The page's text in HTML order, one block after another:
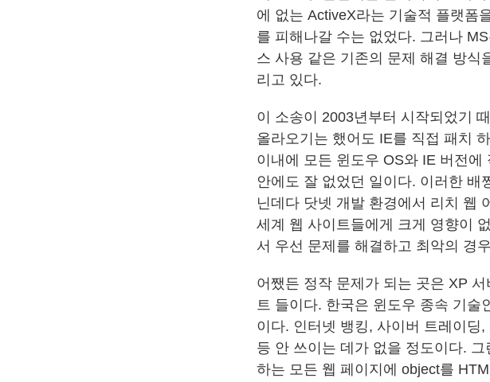
에 없는 ActiveX라는 기술적 플랫폼
를 피해나갈 수는 없었다. 그러나
스 사용 같은 기존의 문제 해결 방식
리고 있다.
이 소송이 2003년부터 시작되었기
올라오기는 했어도 IE를 직접 패치
이내에 모든 윈도우 OS와 IE 버전
안에도 잘 없었던 일이다. 이러한 배
닌데다 닷넷 개발 환경에서 리치 웹
세계 웹 사이트들에게 크게 영향이
서 우선 문제를 해결하고 최악의 경
어쨌든 정작 문제가 되는 곳은 XP
트 들이다. 한국은 윈도우 종속 기술
이다. 인터넷 뱅킹, 사이버 트레이딩
등 안 쓰이는 데가 없을 정도이다.
하는 모든 웹 페이지에 object를